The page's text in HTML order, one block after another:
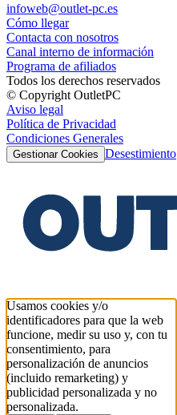
infoweb@outlet-pc.es
Cómo llegar
Contacta con nosotros
Canal interno de información
Programa de afiliados
Todos los derechos reservados
© Copyright OutletPC
Aviso legal
Política de Privacidad
Condiciones Generales
Gestionar Cookies Desestimiento
Usamos cookies y/o
identificadores para que la web
funcione, medir su uso y, con tu
consentimiento, para
personalización de anuncios
(incluido remarketing) y
publicidad personalizada y no
personalizada.